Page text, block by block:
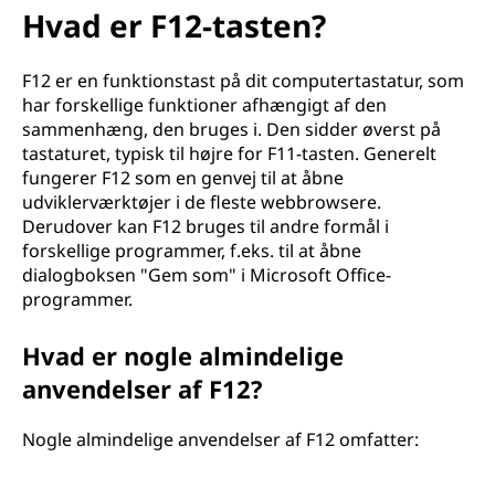
Hvad er F12-tasten?
F12 er en funktionstast på dit computertastatur, som
har forskellige funktioner afhængigt af den
sammenhæng, den bruges i. Den sidder øverst på
tastaturet, typisk til højre for F11-tasten. Generelt
fungerer F12 som en genvej til at åbne
udviklerværktøjer i de fleste webbrowsere.
Derudover kan F12 bruges til andre formål i
forskellige programmer, f.eks. til at åbne
dialogboksen "Gem som" i Microsoft Office-
programmer.
Hvad er nogle almindelige
anvendelser af F12?
Nogle almindelige anvendelser af F12 omfatter: